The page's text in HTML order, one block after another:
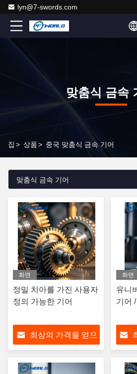
lyn@7-swords.com
맞춤식 금속
집 > 상품> 중국 맞춤식 금속 기어
맞춤식 금속 기어
화면
정밀 치아를 가진 사용자
정의 가능한 기어
최상의 가격을 얻으
화면
유니
기어